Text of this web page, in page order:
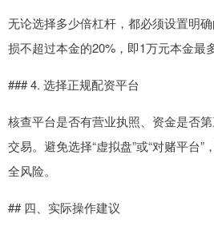
无论选择多少倍杠杆，都必须设置明
损不超过本金的20%，即1万元本金最
### 4. 选择正规配资平台
核查平台是否有营业执照、资金是否
交易。避免选择“虚拟盘”或“对赌平台
全风险。
## 四、实际操作建议